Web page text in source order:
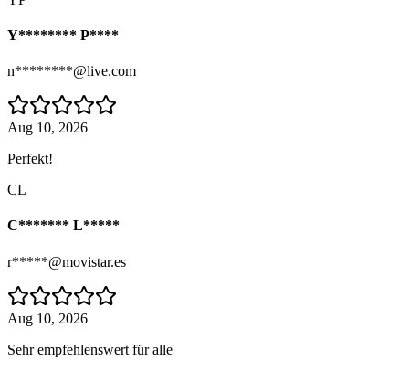
Y******** P****
n********@live.com
Aug 10, 2026
Perfekt!
CL
C******* L*****
r*****@movistar.es
Aug 10, 2026
Sehr empfehlenswert für alle